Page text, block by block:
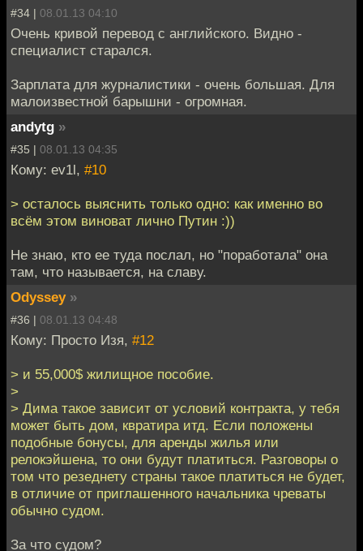
#34 | 08.01.13 04:10
Очень кривой перевод с английского. Видно -
специалист старался.
Зарплата для журналистики - очень большая. Для
малоизвестной барышни - огромная.
andytg »
#35 | 08.01.13 04:35
Кому: ev1l, #10
> осталось выяснить только одно: как именно во
всём этом виноват лично Путин :))
Не знаю, кто ее туда послал, но "поработала" она
там, что называется, на славу.
Odyssey »
#36 | 08.01.13 04:48
Кому: Просто Изя, #12
> и 55,000$ жилищное пособие.
>
> Дима такое зависит от условий контракта, у тебя
может быть дом, квратира итд. Если положены
подобные бонусы, для аренды жилья или
релокэйшена, то они будут платиться. Разговоры о
том что резеднету страны такое платиться не будет,
в отличие от приглашенного начальника чреваты
обычно судом.
За что судом?